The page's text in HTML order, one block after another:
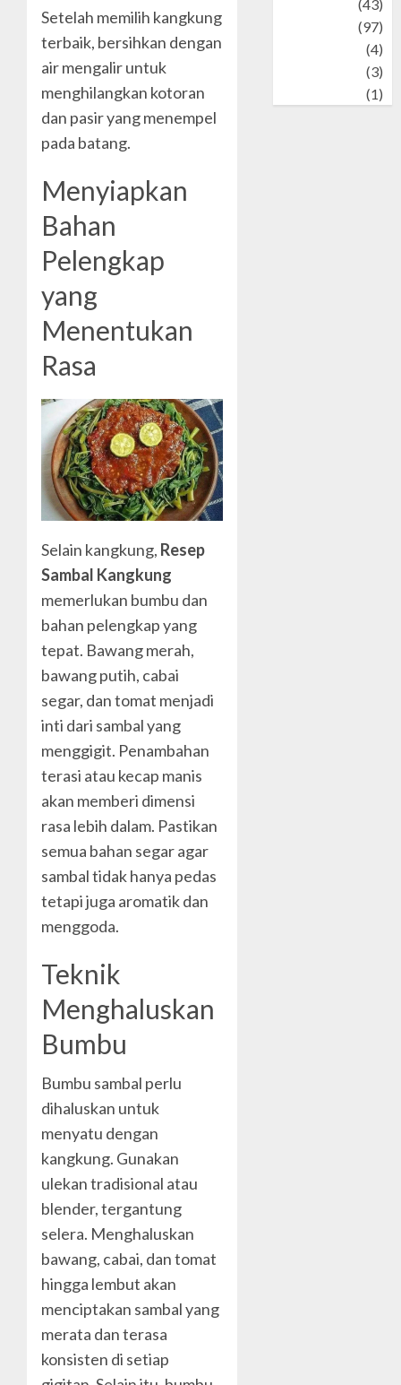
Setelah memilih kangkung
terbaik, bersihkan dengan
air mengalir untuk
menghilangkan kotoran
dan pasir yang menempel
pada batang.
Menyiapkan
Bahan
Pelengkap
yang
Menentukan
Rasa
Selain kangkung, Resep
Sambal Kangkung
memerlukan bumbu dan
bahan pelengkap yang
tepat. Bawang merah,
bawang putih, cabai
segar, dan tomat menjadi
inti dari sambal yang
menggigit. Penambahan
terasi atau kecap manis
akan memberi dimensi
rasa lebih dalam. Pastikan
semua bahan segar agar
sambal tidak hanya pedas
tetapi juga aromatik dan
menggoda.
Teknik
Menghaluskan
Bumbu
Bumbu sambal perlu
dihaluskan untuk
menyatu dengan
kangkung. Gunakan
ulekan tradisional atau
blender, tergantung
selera. Menghaluskan
bawang, cabai, dan tomat
hingga lembut akan
menciptakan sambal yang
merata dan terasa
konsisten di setiap
(43)
(97)
(4)
(3)
(1)